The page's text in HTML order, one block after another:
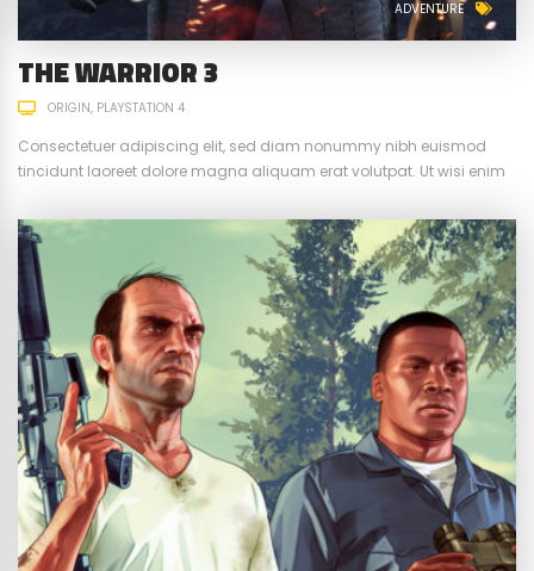
ADVENTURE
THE WARRIOR 3
ORIGIN PLAYSTATION 4
Consectetuer adipiscing elit, sed diam nonummy nibh euismod
tincidunt laoreet dolore magna aliquam erat volutpat. Ut wisi enim